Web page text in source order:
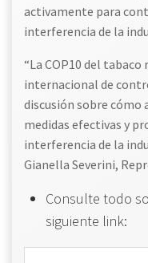
activamente para
interferencia de la
“La COP10 del
internacional de
discusión sobre cómo
medidas efectivas y
interferencia de la
Gianella Severini,
Consulte todo
siguiente link: